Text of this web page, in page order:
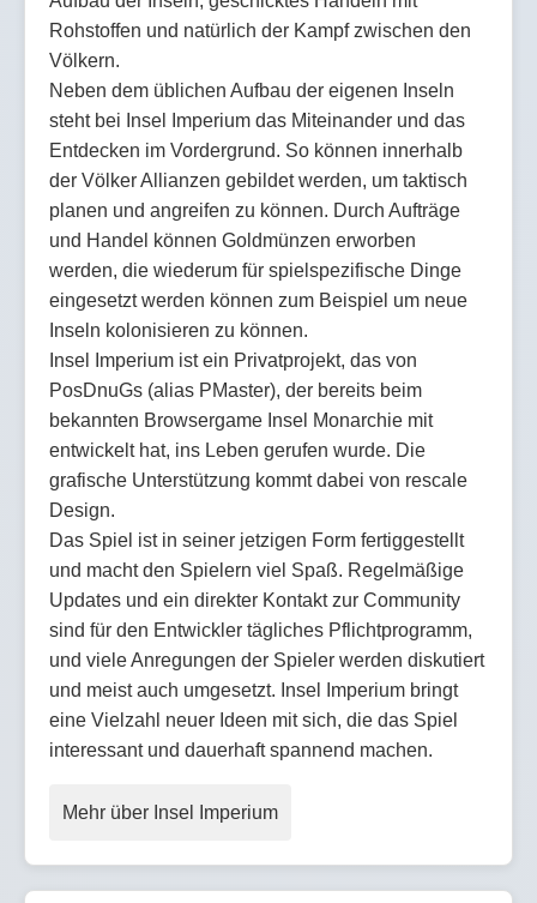
Rohstoffen und natürlich der Kampf zwischen den
Völkern.
Neben dem üblichen Aufbau der eigenen Inseln
steht bei Insel Imperium das Miteinander und das
Entdecken im Vordergrund. So können innerhalb
der Völker Allianzen gebildet werden, um taktisch
planen und angreifen zu können. Durch Aufträge
und Handel können Goldmünzen erworben
werden, die wiederum für spielspezifische Dinge
eingesetzt werden können zum Beispiel um neue
Inseln kolonisieren zu können.
Insel Imperium ist ein Privatprojekt, das von
PosDnuGs (alias PMaster), der bereits beim
bekannten Browsergame Insel Monarchie mit
entwickelt hat, ins Leben gerufen wurde. Die
grafische Unterstützung kommt dabei von rescale
Design.
Das Spiel ist in seiner jetzigen Form fertiggestellt
und macht den Spielern viel Spaß. Regelmäßige
Updates und ein direkter Kontakt zur Community
sind für den Entwickler tägliches Pflichtprogramm,
und viele Anregungen der Spieler werden diskutiert
und meist auch umgesetzt. Insel Imperium bringt
eine Vielzahl neuer Ideen mit sich, die das Spiel
interessant und dauerhaft spannend machen.
Mehr über Insel Imperium